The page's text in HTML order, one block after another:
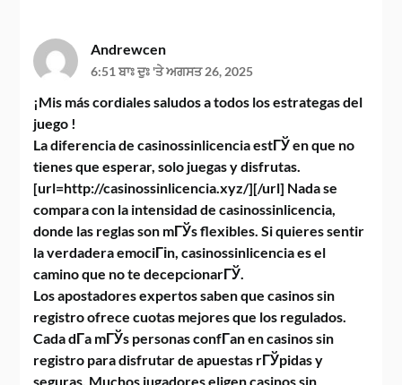
Andrewcen
6:51 ਬਾਃ ਦੁਃ 'ਤੇ ਅਗਸਤ 26, 2025
¡Mis más cordiales saludos a todos los estrategas del
juego !
La diferencia de casinossinlicencia estГЎ en que no
tienes que esperar, solo juegas y disfrutas.
[url=http://casinossinlicencia.xyz/][/url] Nada se
compara con la intensidad de casinossinlicencia,
donde las reglas son mГЎs flexibles. Si quieres sentir
la verdadera emociГіn, casinossinlicencia es el
camino que no te decepcionarГЎ.
Los apostadores expertos saben que casinos sin
registro ofrece cuotas mejores que los regulados.
Cada dГ­a mГЎs personas confГ­an en casinos sin
registro para disfrutar de apuestas rГЎpidas y
seguras. Muchos jugadores eligen casinos sin